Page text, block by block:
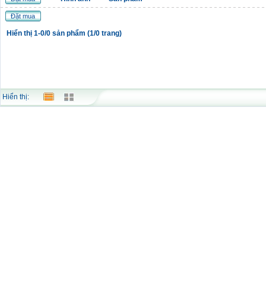
Đặt mua
Hiển thị 1-0/0 sản phẩm (1/0 trang)
Hiển thị: